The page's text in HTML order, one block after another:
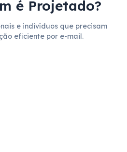
é Projetado?
e indivíduos que precisam
eficiente por e-mail.